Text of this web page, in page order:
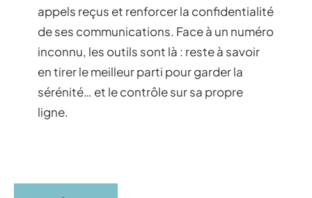
appels reçus et renforcer la confidentialité
de ses communications. Face à un numéro
inconnu, les outils sont là : reste à savoir
en tirer le meilleur parti pour garder la
sérénité… et le contrôle sur sa propre
ligne.